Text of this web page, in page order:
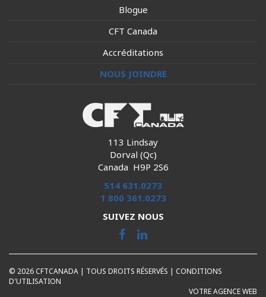
Blogue
CFT Canada
Accréditations
NOUS JOINDRE
113 Lindsay
Dorval (Qc)
Canada H9P 2S6
514 631.0273
1 800 361.0273
SUIVEZ NOUS
© 2026 CFTCANADA | TOUS DROITS RÉSERVÉS | CONDITIONS
D'UTILISATION
VOTRE AGENCE WEB